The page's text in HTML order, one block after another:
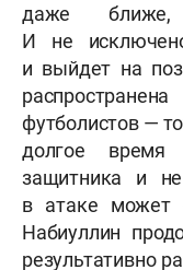
даже
И не
и выйдет на
футболистов —
долгое время
защитника и
в атаке может
Набиуллин
результативно